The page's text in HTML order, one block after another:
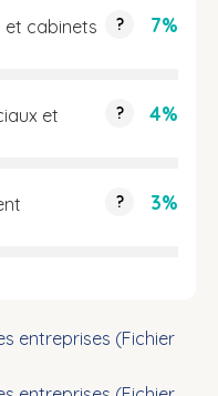
et cabinets
? 7%
et
? 4%
? 3%
entreprises (Fichier